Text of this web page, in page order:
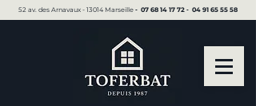
52 av. des Arnavaux - 13014 Marseille ▪︎ 07 68 14 17 72 ▪︎ 04 91 65 55 58